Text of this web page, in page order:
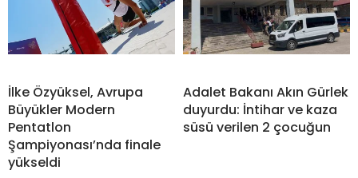
İlke Özyüksel, Avrupa
Büyükler Modern
Pentatlon
Şampiyonası’nda finale
yükseldi
Adalet Bakanı Akın Gürlek
duyurdu: İntihar ve kaza
süsü verilen 2 çocuğun